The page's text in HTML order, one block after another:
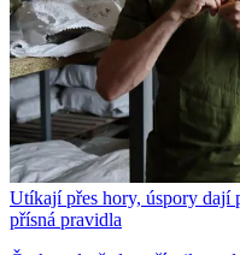
Utíkají přes hory, úspory dají
přísná pravidla